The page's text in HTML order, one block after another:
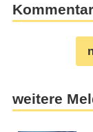
weitere